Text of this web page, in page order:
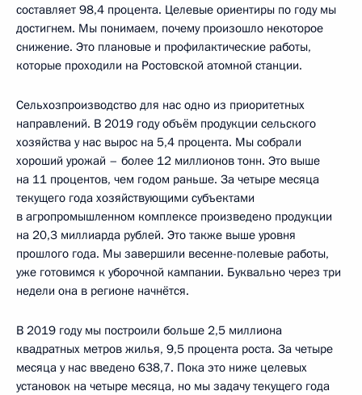
составляет 98,4 процента. Целевые ориентиры по году мы
достигнем. Мы понимаем, почему произошло некоторое
снижение. Это плановые и профилактические работы,
которые проходили на Ростовской атомной станции.
Сельхозпроизводство для нас одно из приоритетных
направлений. В 2019 году объём продукции сельского
хозяйства у нас вырос на 5,4 процента. Мы собрали
хороший урожай – более 12 миллионов тонн. Это выше
на 11 процентов, чем годом раньше. За четыре месяца
текущего года хозяйствующими субъектами
в агропромышленном комплексе произведено продукции
на 20,3 миллиарда рублей. Это также выше уровня
прошлого года. Мы завершили весенне-полевые работы,
уже готовимся к уборочной кампании. Буквально через три
недели она в регионе начнётся.
В 2019 году мы построили больше 2,5 миллиона
квадратных метров жилья, 9,5 процента роста. За четыре
месяца у нас введено 638,7. Пока это ниже целевых
установок на четыре месяца, но мы задачу текущего года